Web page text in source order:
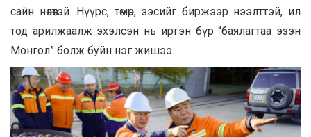
сайн нөлөөтэй. Нүүрс, төмөр, зэсийг биржээр нээлттэй, ил
тод арилжаалж эхэлсэн нь иргэн бүр “баялагтаа эзэн
Монгол” болж буйн нэг жишээ.